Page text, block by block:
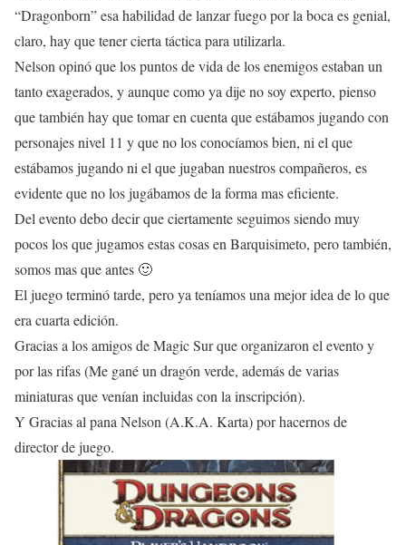
“Dragonborn” esa habilidad de lanzar fuego por la boca es genial,
claro, hay que tener cierta táctica para utilizarla.
Nelson opinó que los puntos de vida de los enemigos estaban un
tanto exagerados, y aunque como ya dije no soy experto, pienso
que también hay que tomar en cuenta que estábamos jugando con
personajes nivel 11 y que no los conocíamos bien, ni el que
estábamos jugando ni el que jugaban nuestros compañeros, es
evidente que no los jugábamos de la forma mas eficiente.
Del evento debo decir que ciertamente seguimos siendo muy
pocos los que jugamos estas cosas en Barquisimeto, pero también,
somos mas que antes 🙂
El juego terminó tarde, pero ya teníamos una mejor idea de lo que
era cuarta edición.
Gracias a los amigos de Magic Sur que organizaron el evento y
por las rifas (Me gané un dragón verde, además de varias
miniaturas que venían incluidas con la inscripción).
Y Gracias al pana Nelson (A.K.A. Karta) por hacernos de
director de juego.